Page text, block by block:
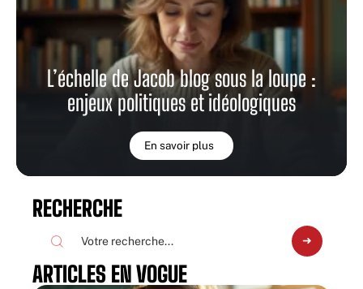
L’échelle de Jacob blog sous la loupe :
enjeux politiques et idéologiques
En savoir plus
RECHERCHE
ARTICLES EN VOGUE